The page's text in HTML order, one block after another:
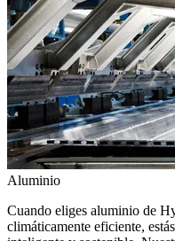
Aluminio
Cuando eliges aluminio de
climáticamente eficiente,